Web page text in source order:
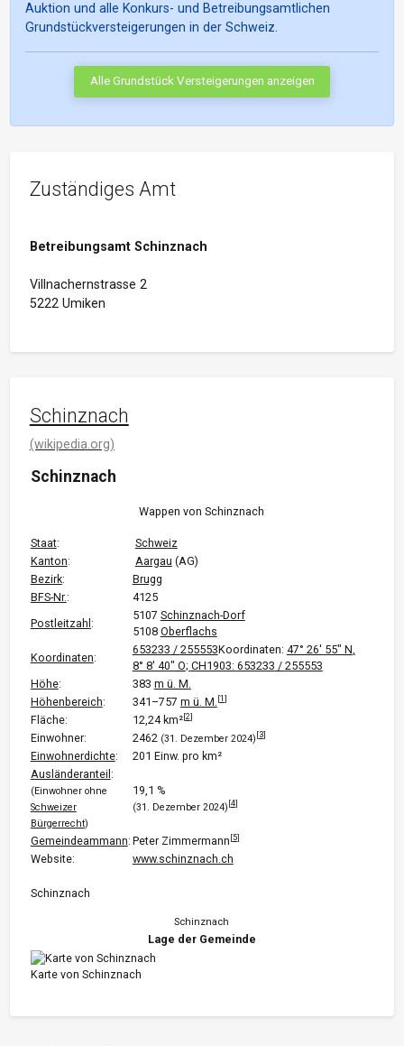
Auktion und alle Konkurs- und Betreibungsamtlichen
Grundstückversteigerungen in der Schweiz.
Alle Grundstück Versteigerungen anzeigen
Zuständiges Amt
Betreibungsamt Schinznach
Villnachernstrasse 2
5222 Umiken
Schinznach
(wikipedia.org)
Schinznach
Wappen von Schinznach
Staat:
Schweiz
Kanton: Aargau (AG)
Bezirk:
Brugg
BFS-Nr. :
4125
Postleitzahl :
5107 Schinznach-Dorf
5108 Oberflachs
Koordinaten:
653233 / 255553Koordinaten: 47° 26′ 55″ N
8° 8′ 40″ O; CH1903: 653233 / 255553
Höhe: 383 m ü. M.
Höhenbereich: 341–757 m ü. M. [1]
Fläche: 12,24 km²[2]
Einwohner: 2462 (31. Dezember 2024)[3]
Einwohnerdichte:
201 Einw. pro km²
Ausländeranteil :
(Einwohner ohne
Schweizer
Bürgerrecht)
19,1 %
(31. Dezember 2024)[4]
Gemeindeammann: Peter Zimmermann[5]
Website: www.schinznach.ch
Schinznach
Schinznach
Lage der Gemeinde
Karte von Schinznach